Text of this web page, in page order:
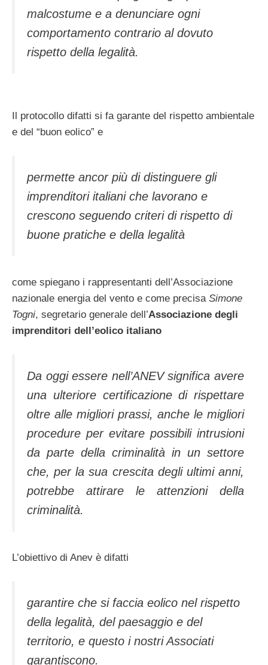
malcostume e a denunciare ogni
comportamento contrario al dovuto
rispetto della legalità.
Il protocollo difatti si fa garante del rispetto ambientale
e del “buon eolico” e
permette ancor più di distinguere gli
imprenditori italiani che lavorano e
crescono seguendo criteri di rispetto di
buone pratiche e della legalità
come spiegano i rappresentanti dell’Associazione
nazionale energia del vento e come precisa Simone
Togni, segretario generale dell’Associazione degli
imprenditori dell’eolico italiano
Da oggi essere nell’ANEV significa avere
una ulteriore certificazione di rispettare
oltre alle migliori prassi, anche le migliori
procedure per evitare possibili intrusioni
da parte della criminalità in un settore
che, per la sua crescita degli ultimi anni,
potrebbe attirare le attenzioni della
criminalità.
L’obiettivo di Anev è difatti
garantire che si faccia eolico nel rispetto
della legalità, del paesaggio e del
territorio, e questo i nostri Associati
garantiscono.